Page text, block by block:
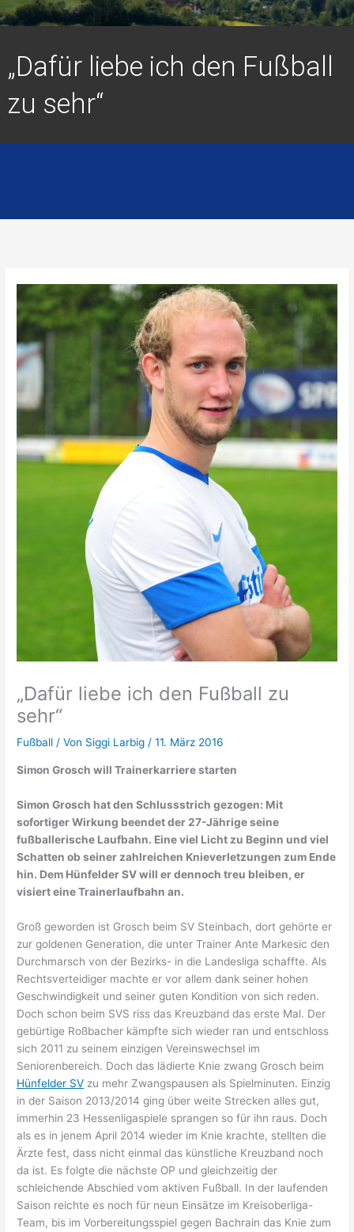
„Dafür liebe ich den Fußball
zu sehr“
„Dafür liebe ich den Fußball zu
sehr“
Fußball / Von Siggi Larbig/11. März 2016
Simon Grosch will Trainerkarriere starten
Simon Grosch hat den Schlussstrich gezogen: Mit
sofortiger Wirkung beendet der 27-Jährige seine
fußballerische Laufbahn. Eine viel Licht zu Beginn und viel
Schatten ob seiner zahlreichen Knieverletzungen zum Ende
hin. Dem Hünfelder SV will er dennoch treu bleiben, er
visiert eine Trainerlaufbahn an.
Groß geworden ist Grosch beim SV Steinbach, dort gehörte er
zur goldenen Generation, die unter Trainer Ante Markesic den
Durchmarsch von der Bezirks- in die Landesliga schaffte. Als
Rechtsverteidiger machte er vor allem dank seiner hohen
Geschwindigkeit und seiner guten Kondition von sich reden.
Doch schon beim SVS riss das Kreuzband das erste Mal. Der
gebürtige Roßbacher kämpfte sich wieder ran und entschloss
sich 2011 zu seinem einzigen Vereinswechsel im
Seniorenbereich. Doch das lädierte Knie zwang Grosch beim
Hünfelder SV zu mehr Zwangspausen als Spielminuten. Einzig
in der Saison 2013/2014 ging über weite Strecken alles gut,
immerhin 23 Hessenligaspiele sprangen so für ihn raus. Doch
als es in jenem April 2014 wieder im Knie krachte, stellten die
Ärzte fest, dass nicht einmal das künstliche Kreuzband noch
da ist. Es folgte die nächste OP und gleichzeitig der
schleichende Abschied vom aktiven Fußball. In der laufenden
Saison reichte es noch für neun Einsätze im Kreisoberliga-
Team, bis im Vorbereitungsspiel gegen Bachrain das Knie zum